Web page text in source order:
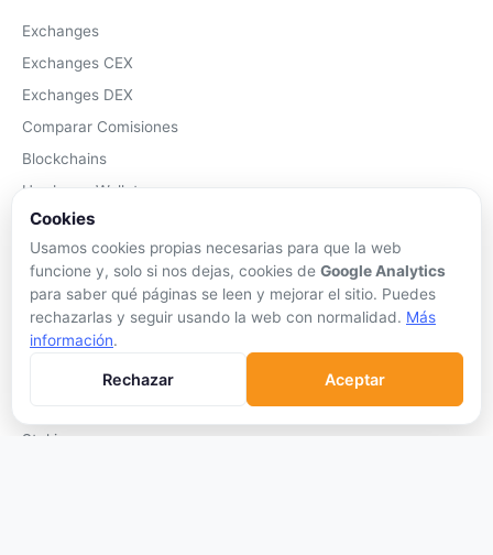
Exchanges
Exchanges CEX
Exchanges DEX
Comparar Comisiones
Blockchains
Hardware Wallets
Software Wallets
Mejor Wallet
Gastar Criptomonedas
APRENDER
Qué son las Criptos
Staking
Cookies
Usamos cookies propias necesarias para que la web
funcione y, solo si nos dejas, cookies de Google Analytics
para saber qué páginas se leen y mejorar el sitio. Puedes
rechazarlas y seguir usando la web con normalidad. Más
información.
Rechazar Aceptar